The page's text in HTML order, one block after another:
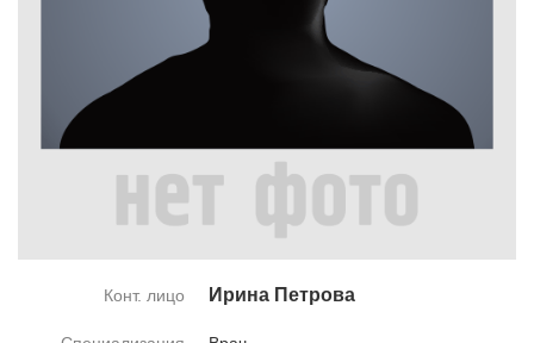
Конт. лицо Ири­на Пет­ро­ва